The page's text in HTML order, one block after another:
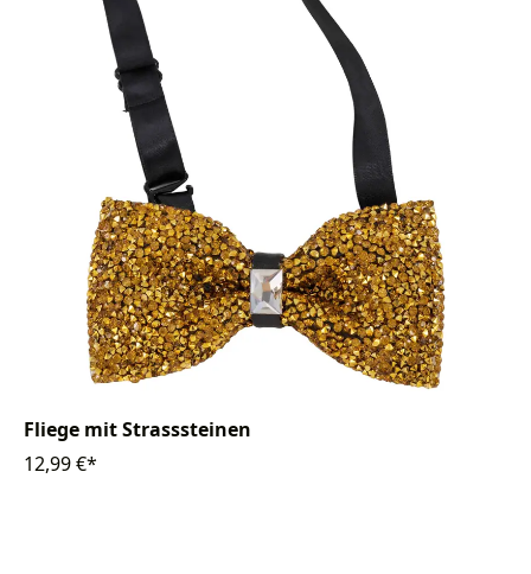
Fliege mit Strasssteinen
12,99 €*